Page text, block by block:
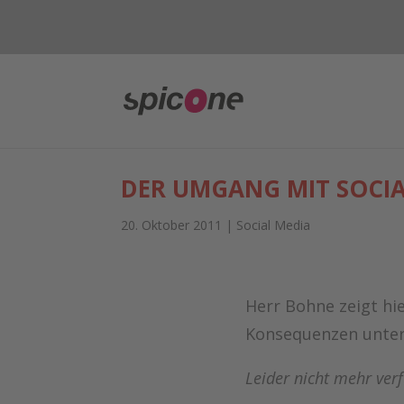
DER UMGANG MIT
20. Oktober 2011 | Social Media
Herr Bohne zeigt
Konsequenzen
Leider nicht mehr